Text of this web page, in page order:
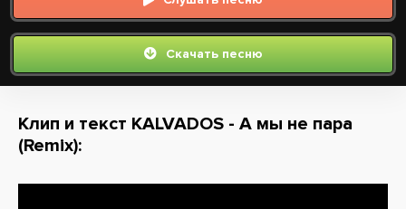
Скачать песню
Клип и текст KALVADOS - А мы не пара
(Remix):